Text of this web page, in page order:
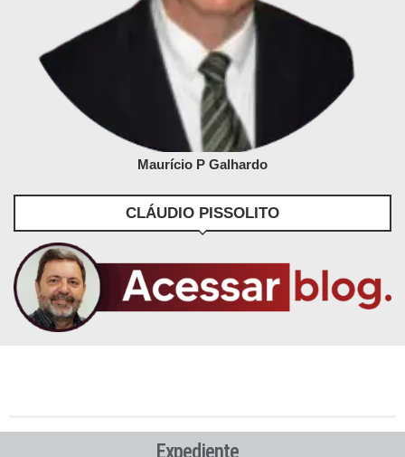
Maurício P Galhardo
CLÁUDIO PISSOLITO
Expediente